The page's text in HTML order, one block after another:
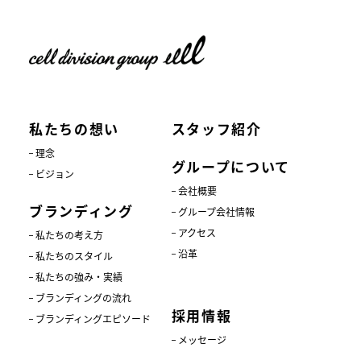
私たちの想い
理念
ビジョン
ブランディング
私たちの考え方
私たちのスタイル
私たちの強み・実績
ブランディングの流れ
ブランディングエピソード
スタッフ紹介
グループについて
会社概要
グループ会社情報
アクセス
沿革
採用情報
メッセージ